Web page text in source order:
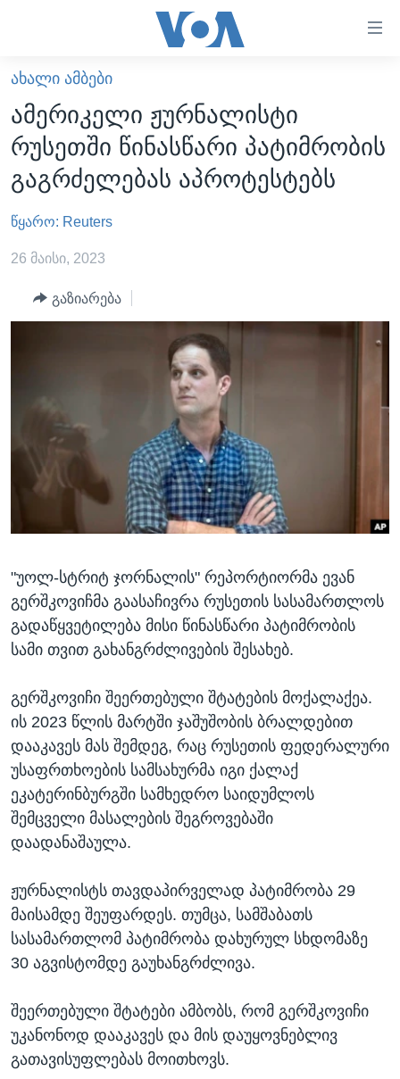
ხელმისაწვდომობისთვის
გადადით
მთავარზე
გადადით
მთავარ
ნავიგაციაზე
გადადით
ძიებაზე
ᲐᲮᲐᲚᲘ ᲐᲛᲑᲔᲑᲘ
ᲡᲐᲥᲐᲠᲗᲕᲔᲚᲝ
ᲐᲨᲨ
ᲐᲨᲨ-ᲘᲡ ᲐᲠᲩᲔᲕᲜᲔᲑᲘ 2024
ᲛᲡᲝᲤᲚᲘᲝ
ᲕᲘᲓᲔᲝᲔᲑᲘ
ᲒᲐᲓᲐᲪᲔᲛᲔᲑᲘ
ᲡᲢᲣᲓᲘᲐ ᲕᲐᲨᲘᲜᲒᲢᲝᲜᲘ
ᲔᲙᲝᲜᲝᲛᲘᲙᲐ
ᲯᲐᲜᲛᲠᲗᲔᲚᲝᲑᲐ
ᲛᲔᲪᲜᲘᲔᲠᲔᲑᲐ
ᲒᲐᲚᲘᲚᲔᲝ
ᲓᲔᲖᲘᲜᲤᲝᲠᲛᲐᲪᲘᲐ
ᲠᲣᲡᲔᲗᲘᲡ ᲨᲔᲭᲠᲐ ᲣᲙᲠᲐᲘᲜᲐᲨᲘ
Learning English
ᲗᲕᲐᲚᲘ ᲒᲕᲐᲓᲔᲕᲜᲔᲗ
ᲐᲮᲐᲚᲘ ᲐᲛᲑᲔᲑᲘ
ამერიკელი ჟურნალისტი
რუსეთში წინასწარი პატიმრობის
გაგრძელებას აპროტესტებს
წყარო: Reuters
26 მაისი, 2023
გაზიარება
"უოლ-სტრიტ ჯორნალის" რეპორტიორმა ევან
გერშკოვიჩმა გაასაჩივრა რუსეთის სასამართლოს
გადაწყვეტილება მისი წინასწარი პატიმრობის
სამი თვით გახანგრძლივების შესახებ.
გერშკოვიჩი შეერთებული შტატების მოქალაქეა.
ის 2023 წლის მარტში ჯაშუშობის ბრალდებით
დააკავეს მას შემდეგ, რაც რუსეთის ფედერალური
უსაფრთხოების სამსახურმა იგი ქალაქ
ეკატერინბურგში სამხედრო საიდუმლოს
შემცველი მასალების შეგროვებაში
დაადანაშაულა.
ჟურნალისტს თავდაპირველად პატიმრობა 29
მაისამდე შეუფარდეს. თუმცა, სამშაბათს
სასამართლომ პატიმრობა დახურულ სხდომაზე
30 აგვისტომდე გაუხანგრძლივა.
შეერთებული შტატები ამბობს, რომ გერშკოვიჩი
უკანონოდ დააკავეს და მის დაუყოვნებლივ
გათავისუფლებას მოითხოვს.